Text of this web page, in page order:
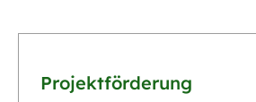
Projektförderung